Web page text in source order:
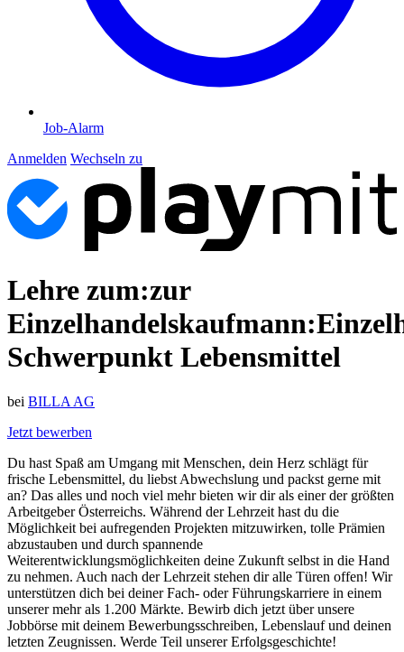
Job-Alarm
Anmelden Wechseln zu
Lehre zum:zur
Schwerpunkt Lebensmittel
bei BILLA AG
Jetzt bewerben
Du hast Spaß am Umgang mit Menschen, dein Herz schlägt für
frische Lebensmittel, du liebst Abwechslung und packst gerne mit
an? Das alles und noch viel mehr bieten wir dir als einer der größten
Arbeitgeber Österreichs. Während der Lehrzeit hast du die
Möglichkeit bei aufregenden Projekten mitzuwirken, tolle Prämien
abzustauben und durch spannende
Weiterentwicklungsmöglichkeiten deine Zukunft selbst in die Hand
zu nehmen. Auch nach der Lehrzeit stehen dir alle Türen offen! Wir
unterstützen dich bei deiner Fach- oder Führungskarriere in einem
unserer mehr als 1.200 Märkte. Bewirb dich jetzt über unsere
Jobbörse mit deinem Bewerbungsschreiben, Lebenslauf und deinen
letzten Zeugnissen. Werde Teil unserer Erfolgsgeschichte!